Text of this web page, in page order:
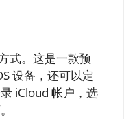
式。这是一款预
设备，还可以定
iCloud 帐户，选